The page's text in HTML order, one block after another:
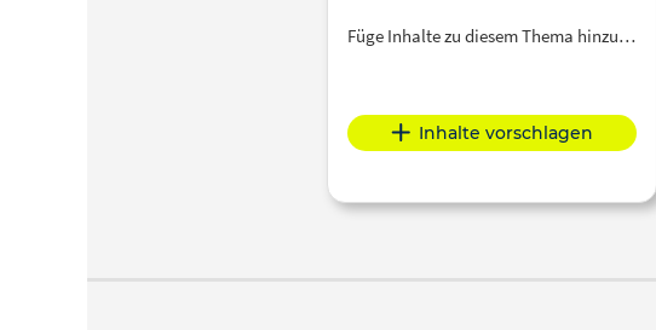
Füge Inhalte zu diesem Thema hinzu…
Inhalte vorschlagen